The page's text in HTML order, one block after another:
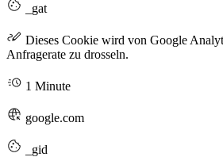
_gat
Dieses Cookie wird von Google
Anfragerate zu drosseln.
1 Minute
google.com
_gid